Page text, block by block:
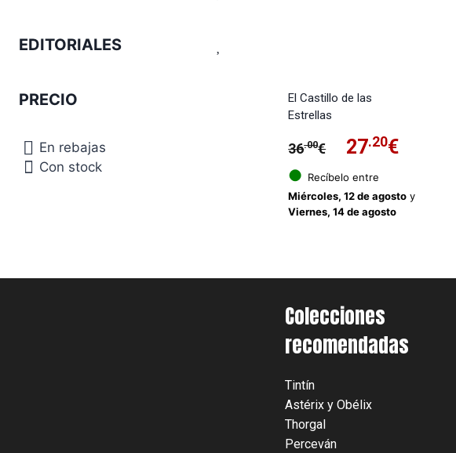
El Castillo de las
Estrellas
36.00€
El
precio
original
27.20€El
actual
● Recíbelo entre
Miércoles, 12 de agosto y
Viernes, 14 de agosto
EDITORIALES
PRECIO
En rebajas
Con stock
Colecciones
recomendadas
Tintín
Astérix y Obélix
Thorgal
Perceván